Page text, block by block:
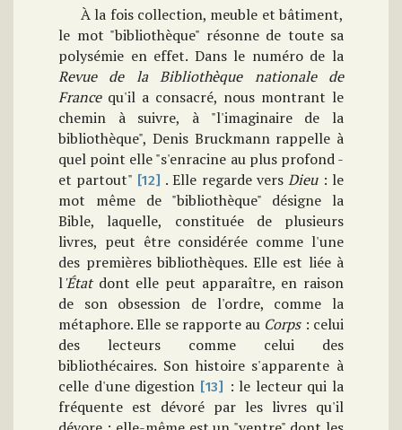
À la fois collection, meuble et bâtiment,
le mot "bibliothèque" résonne de toute sa
polysémie en effet. Dans le numéro de la
Revue de la Bibliothèque nationale de
Francequ'il a consacré, nous montrant le
chemin à suivre, à "l'imaginaire de la
bibliothèque", Denis Bruckmann rappelle à
quel point elle "s'enracine au plus profond -
et partout" [12] . Elle regarde versDieu: le
mot même de "bibliothèque" désigne la
Bible, laquelle, constituée de plusieurs
livres, peut être considérée comme l'une
des premières bibliothèques. Elle est liée à
l'Étatdont elle peut apparaître, en raison
de son obsession de l'ordre, comme la
métaphore. Elle se rapporte au Corps: celui
des lecteurs comme celui des
bibliothécaires. Son histoire s'apparente à
celle d'une digestion [13]
: le lecteur qui la
fréquente est dévoré par les livres qu'il